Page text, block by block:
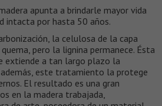
apunta a brindarle mayor vida
intacta por hasta 50 años.
la celulosa de la capa
pero la lignina permanece. Ésta
extiende a tan largo plazo la
este tratamiento la protege
El resultado es una gran
en la madera trabajada,